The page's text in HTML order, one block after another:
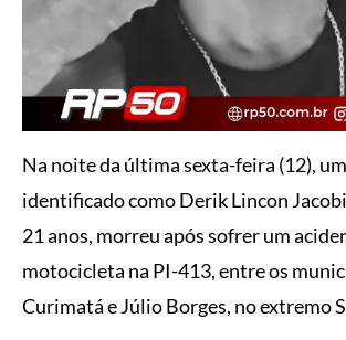
Na noite da última sexta-feira (12),
identificado como Derik Lincon
21 anos, morreu após sofrer um
motocicleta na PI-413, entre os
Curimatá e Júlio Borges, no extremo